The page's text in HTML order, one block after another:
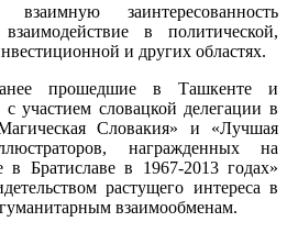
заинтересованность
в политической,
и других областях.
прошедшие в Ташкенте и
участием словацкой делегации в
Словакия» и «Лучшая
награжденных на
в Братиславе в 1967-2013 годах»
растущего интереса в
взаимообменам.